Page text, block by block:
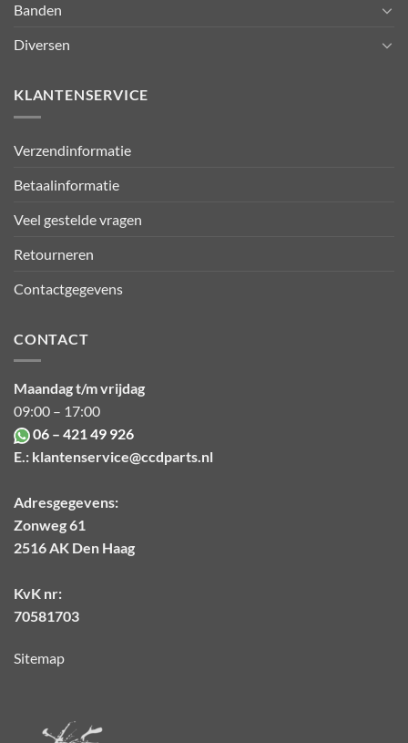
Banden
Diversen
KLANTENSERVICE
Verzendinformatie
Betaalinformatie
Veel gestelde vragen
Retourneren
Contactgegevens
CONTACT
Maandag t/m vrijdag
09:00 – 17:00
06 – 421 49 926
E.: klantenservice@ccdparts.nl
Adresgegevens:
Zonweg 61
2516 AK Den Haag
KvK nr:
70581703
Sitemap